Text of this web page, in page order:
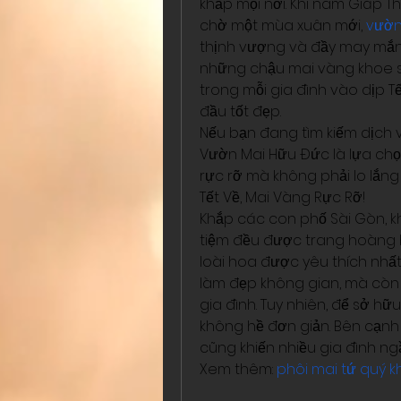
khắp mọi nơi. Khi năm Giáp
chờ một mùa xuân mới,
thịnh vượng và đầy may
những chậu mai vàng khoe
trong mỗi gia đình vào dịp
đầu tốt đẹp.
Nếu bạn đang tìm kiếm dịch
Vườn Mai Hữu Đức là lựa
rực rỡ mà không phải lo
Tết Về, Mai Vàng Rực Rỡ!
Khắp các con phố Sài Gòn,
tiệm đều được trang hoàng
loài hoa được yêu thích
làm đẹp không gian, mà
gia đình. Tuy nhiên, để sở
không hề đơn giản. Bên
cũng khiến nhiều gia đình
Xem thêm: phôi mai tứ quý